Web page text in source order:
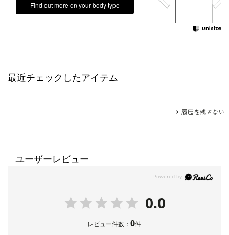
Find out more on your body type
最近チェックしたアイテム
履歴を残さない
ユーザーレビュー
0.0
レビュー件数：0件